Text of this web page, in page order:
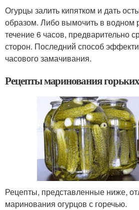
Огурцы залить кипятком и дать
образом. Либо вымочить в водном
течение 6 часов, предварительно
сторон. Последний способ
часового замачивания.
Рецепты маринования
Рецепты, представленные ниже,
маринования огурцов с горечью.